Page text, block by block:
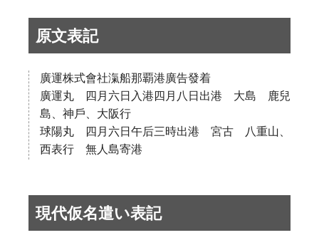
原文表記
廣運株式會社滊船那覇港廣告發着
廣運丸 四月六日入港四月八日出港 大島 鹿兒
島、神戶、大阪行
球陽丸 四月六日午后三時出港 宮古 八重山、
西表行 無人島寄港
現代仮名遣い表記